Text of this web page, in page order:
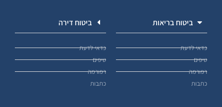
ביטוח בריאות
כדאי לדעת
טיפים
רפורמה
כתבות
ביטוח דירה
כדאי לדעת
טיפים
רפורמה
כתבות